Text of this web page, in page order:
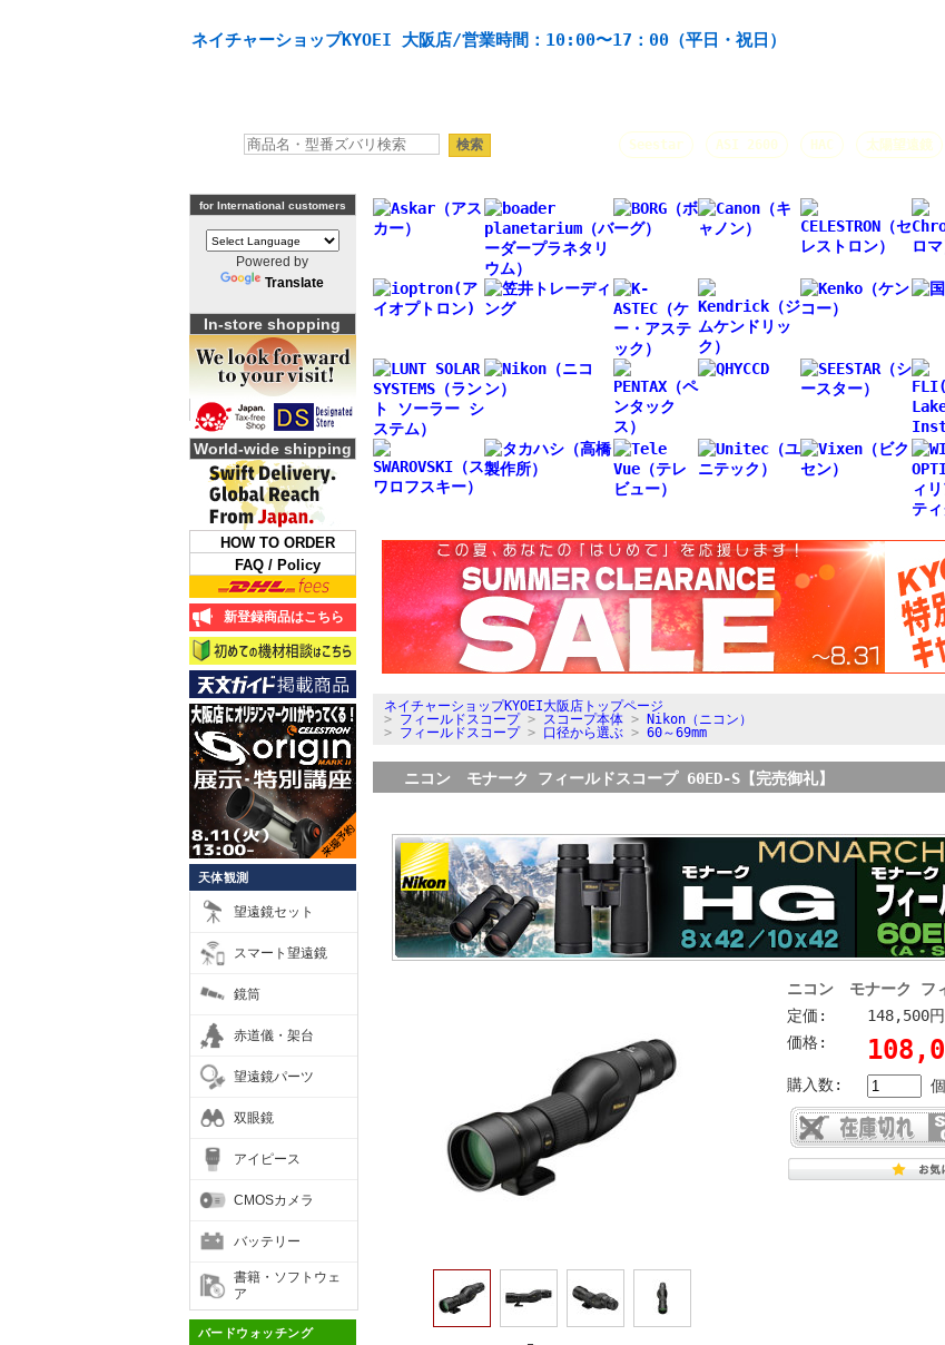
ネイチャーショップKYOEI 大阪店/営業時間：10:00〜17：00（平日・祝日）
Seestar ASI 2600 HAC 太陽望遠鏡
for International customers
Powered by
Translate
In-store shopping
World-wide shipping
HOW TO ORDER
FAQ / Policy
新登録商品はこちら
天体観測
望遠鏡セット
スマート望遠鏡
鏡筒
赤道儀・架台
望遠鏡パーツ
双眼鏡
アイピース
CMOSカメラ
バッテリー
書籍・ソフトウェ
ア
バードウォッチング
ネイチャーショップKYOEI大阪店トップページ
> フィールドスコープ> スコープ本体>
Nikon（ニコン）
> フィールドスコープ> 口径から選ぶ> 60～69mm
ニコン モナーク フィールドスコープ 60ED-S【完売御礼】
ニコン モナーク フ
定価:
148,500
価格:
購入数: 個